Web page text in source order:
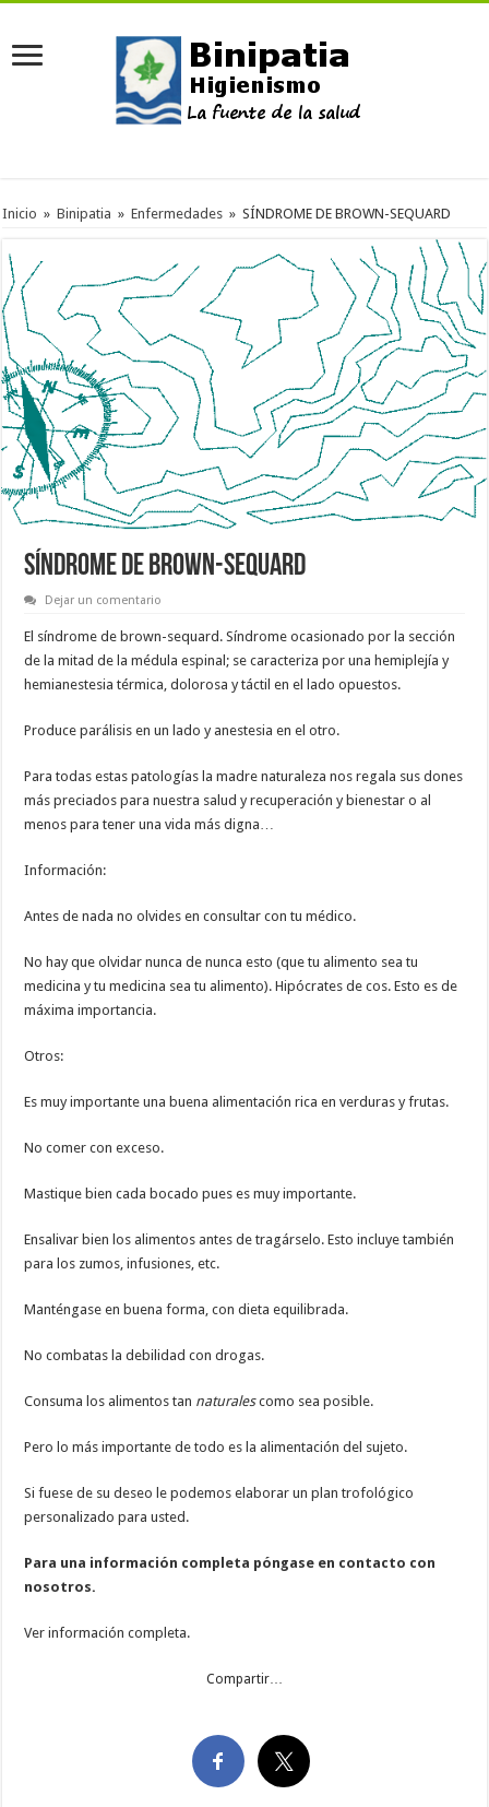
Inicio » Binipatia » Enfermedades » SÍNDROME DE BROWN-SEQUARD
SÍNDROME DE BROWN-SEQUARD
Dejar un comentario
El síndrome de brown-sequard. Síndrome ocasionado por la sección
de la mitad de la médula espinal; se caracteriza por una hemiplejía y
hemianestesia térmica, dolorosa y táctil en el lado opuestos.
Produce parálisis en un lado y anestesia en el otro.
Para todas estas patologías la madre naturaleza nos regala sus dones
más preciados para nuestra salud y recuperación y bienestar o al
menos para tener una vida más digna…
Información:
Antes de nada no olvides en consultar con tu médico.
No hay que olvidar nunca de nunca esto (que tu alimento sea tu
medicina y tu medicina sea tu alimento). Hipócrates de cos. Esto es de
máxima importancia.
Otros:
Es muy importante una buena alimentación rica en verduras y frutas.
No comer con exceso.
Mastique bien cada bocado pues es muy importante.
Ensalivar bien los alimentos antes de tragárselo. Esto incluye también
para los zumos, infusiones, etc.
Manténgase en buena forma, con dieta equilibrada.
No combatas la debilidad con drogas.
Consuma los alimentos tan naturalescomo sea posible.
Pero lo más importante de todo es la alimentación del sujeto.
Si fuese de su deseo le podemos elaborar un plan trofológico
personalizado para usted.
Para una información completa póngase en contacto con
nosotros.
Ver información completa.
Compartir…